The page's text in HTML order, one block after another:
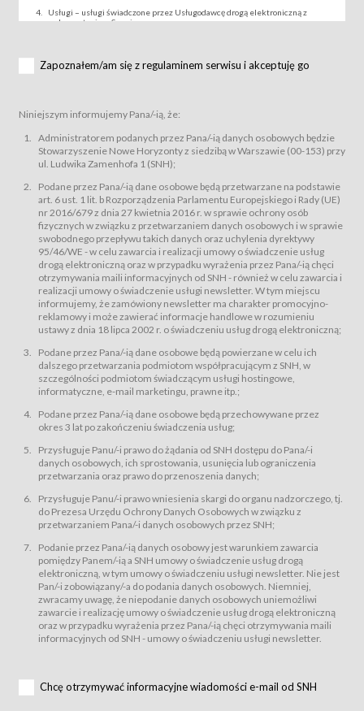
Usługi – usługi świadczone przez Usługodawcę drogą elektroniczną z
wykorzystaniem Serwisu;
za pośrednictwem Serwisu;
podmiotom z branży mediów i filmowej (Akredytacje);
Bilety – wybrane dokumenty potwierdzające zawarcie umowy z
Usługodawcą i uprawniające do wzięcia udziału w Wydarzeniu,
przewidziane przez Usługodawcę dla danego Wydarzenia, tj. uprawniające
do uczestnictwa w wielu albo w pojedynczych seansach filmowych,
Sklep – sklep internetowy prowadzony przez Usługodawcę w Serwisie;
Regulamin – niniejszy regulamin.
§ 2
Postanowienia ogólne
Regulamin określa zasady:
świadczenia Usługobiorcom Usług przez Usługodawcę, z
zastrzeżeniem usług, o których mowa w ust. 2 pkt. 4 i 5 poniżej, których
zasady świadczenia precyzują odrębne regulaminy,
przetwarzania przez Usługodawcę danych osobowych Usługobiorców
będących osobami fizycznymi.
świadczy Usługi drogą elektroniczną w rozumieniu ustawy z dnia 18 lipca
2002 r. o świadczeniu usług drogą elektroniczną (Dz.U. z 2002 r., Nr 144, poz.
1204, z późń. zm.). Usługi świadczone są nieodpłatnie.
usługę przeglądania i odczytywania przez Usługobiorców materiałów
zamieszczanych w Serwisie,
usługę utrzymywania konta użytkownika w Serwisie,
usługę newsletter,
usługę zawierania na odległość umów nabycia Karnetów i Biletów,
usługę zawierania na odległość umów sprzedaży w Sklepie.
dnia 18 lipca 2002 r. o świadczeniu usług drogą elektroniczną (Dz.U. z 2002
r., Nr 144, poz. 1204, z późń. zm.). Usługi świadczone są nieodpłatnie.
Na zasadach określonych w Regulaminie dostęp do Serwisu jest otwarty dla
Usługobiorca przed rozpoczęciem korzystania z Serwisu jest zobowiązany
zapoznać się z Regulaminem. Założenie konta w Serwisie oraz zamówienie
usługi newsletter za pośrednictwem przeznaczonego do tego formularza
zamieszczonego na stronach Serwisu dostępnych dla wszystkich
Usługobiorców wymaga akceptacji postanowień Regulaminu.
Usługobiorca zobowiązany jest do przestrzegania postanowień Regulaminu
od chwili rozpoczęcia korzystania z Serwisu.
Regulamin jest udostępniony Usługobiorcom nieodpłatnie za
Warunki techniczne korzystania z Usług
Zapoznałem/am się z regulaminem serwisu i akceptuję go
Niniejszym informujemy Pana/-ią, że:
Administratorem podanych przez Pana/-ią danych osobowych będzie
Stowarzyszenie Nowe Horyzonty z siedzibą w Warszawie (00-153) przy
ul. Ludwika Zamenhofa 1 (SNH);
Podane przez Pana/-ią dane osobowe będą przetwarzane na podstawie
art. 6 ust. 1 lit. b Rozporządzenia Parlamentu Europejskiego i Rady (UE)
nr 2016/679 z dnia 27 kwietnia 2016 r. w sprawie ochrony osób
fizycznych w związku z przetwarzaniem danych osobowych i w sprawie
swobodnego przepływu takich danych oraz uchylenia dyrektywy
95/46/WE - w celu zawarcia i realizacji umowy o świadczenie usług
drogą elektroniczną oraz w przypadku wyrażenia przez Pana/-ią chęci
otrzymywania maili informacyjnych od SNH - również w celu zawarcia i
realizacji umowy o świadczenie usługi newsletter. W tym miejscu
informujemy, że zamówiony newsletter ma charakter promocyjno-
reklamowy i może zawierać informacje handlowe w rozumieniu
ustawy z dnia 18 lipca 2002 r. o świadczeniu usług drogą elektroniczną;
Podane przez Pana/-ią dane osobowe będą powierzane w celu ich
dalszego przetwarzania podmiotom współpracującym z SNH, w
szczególności podmiotom świadczącym usługi hostingowe,
informatyczne, e-mail marketingu, prawne itp.;
Podane przez Pana/-ią dane osobowe będą przechowywane przez
okres 3 lat po zakończeniu świadczenia usług;
Przysługuje Panu/-i prawo do żądania od SNH dostępu do Pana/-i
danych osobowych, ich sprostowania, usunięcia lub ograniczenia
przetwarzania oraz prawo do przenoszenia danych;
Przysługuje Panu/-i prawo wniesienia skargi do organu nadzorczego, tj.
do Prezesa Urzędu Ochrony Danych Osobowych w związku z
przetwarzaniem Pana/-i danych osobowych przez SNH;
Podanie przez Pana/-ią danych osobowy jest warunkiem zawarcia
pomiędzy Panem/-ią a SNH umowy o świadczenie usług drogą
elektroniczną, w tym umowy o świadczeniu usługi newsletter. Nie jest
Pan/-i zobowiązany/-a do podania danych osobowych. Niemniej,
zwracamy uwagę, że niepodanie danych osobowych uniemożliwi
zawarcie i realizację umowy o świadczenie usług drogą elektroniczną
oraz w przypadku wyrażenia przez Pana/-ią chęci otrzymywania maili
informacyjnych od SNH - umowy o świadczeniu usługi newsletter.
Chcę otrzymywać informacyjne wiadomości e-mail od SNH